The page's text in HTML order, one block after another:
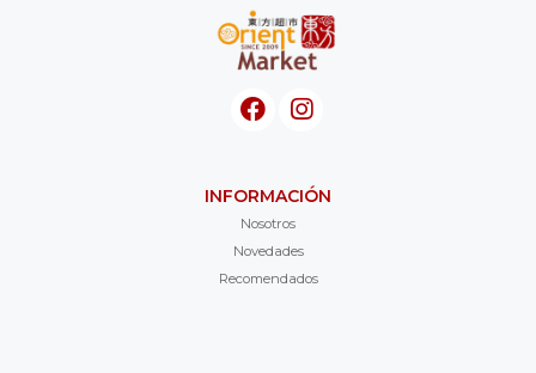
INFORMACIÓN
Nosotros
Novedades
Recomendados